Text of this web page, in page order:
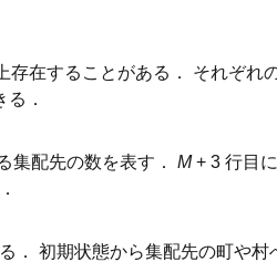
在することがある． それぞれ
．
集配先の数を表す． M+ 3 行目
． 初期状態から集配先の町や村